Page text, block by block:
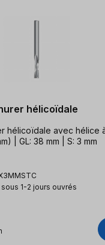
hélicoïdale
hélicoïdale avec hélice
| GL: 38 mm | S: 3 mm
1-2 jours ouvrés